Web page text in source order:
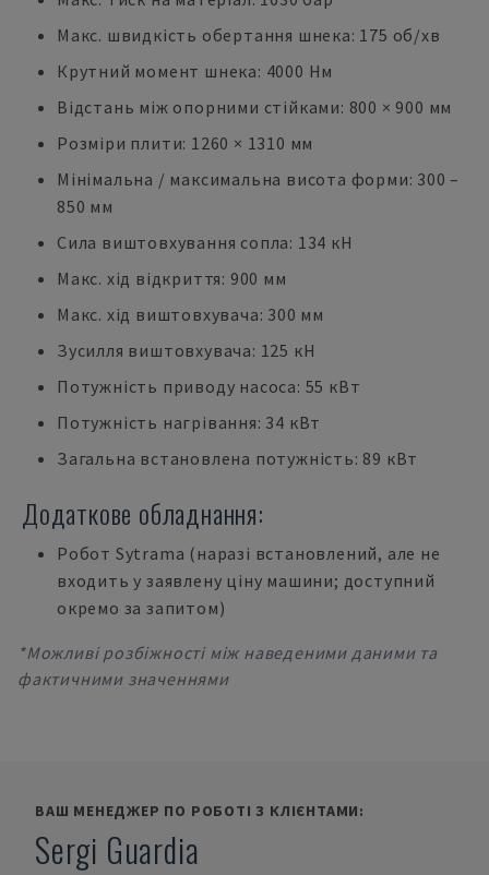
Макс. швидкість обертання шнека: 175 об/хв
Крутний момент шнека: 4000 Нм
Відстань між опорними стійками: 800 × 900 мм
Розміри плити: 1260 × 1310 мм
Мінімальна / максимальна висота форми: 300 –
850 мм
Сила виштовхування сопла: 134 кН
Макс. хід відкриття: 900 мм
Макс. хід виштовхувача: 300 мм
Зусилля виштовхувача: 125 кН
Потужність приводу насоса: 55 кВт
Потужність нагрівання: 34 кВт
Загальна встановлена потужність: 89 кВт
Додаткове обладнання:
Робот Sytrama (наразі встановлений, але не
входить у заявлену ціну машини; доступний
окремо за запитом)
*Можливі розбіжності між наведеними даними та
фактичними значеннями
ВАШ МЕНЕДЖЕР ПО РОБОТІ З КЛІЄНТАМИ:
Sergi Guardia